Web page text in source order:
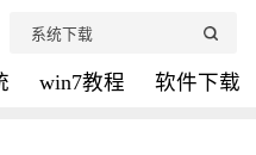
win7教程 软件下载